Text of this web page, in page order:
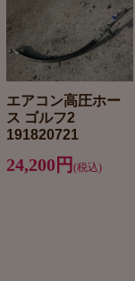
エアコン高圧ホー
ス ゴルフ2
191820721
24,200円 (税込)